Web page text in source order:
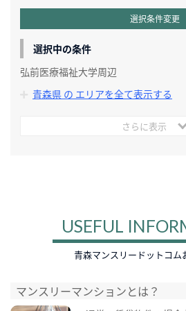
選択条件変更
選択中の条件
弘前医療福祉大学周辺
青森県 の エリアを全て表示する
さらに表示
USEFUL
青森マンスリードットコム
マンスリーマンションとは？